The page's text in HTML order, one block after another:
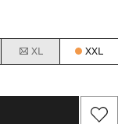
XL XXL